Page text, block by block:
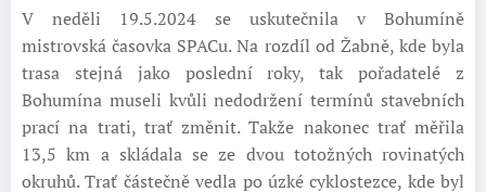
V neděli 19.5.2024 se uskutečnila v Bohumíně
mistrovská časovka SPACu. Na rozdíl od Žabně, kde byla
trasa stejná jako poslední roky, tak pořadatelé z
Bohumína museli kvůli nedodržení termínů stavebních
prací na trati, trať změnit. Takže nakonec trať měřila
13,5 km a skládala se ze dvou totožných rovinatých
okruhů. Trať částečně vedla po úzké cyklostezce, kde byl